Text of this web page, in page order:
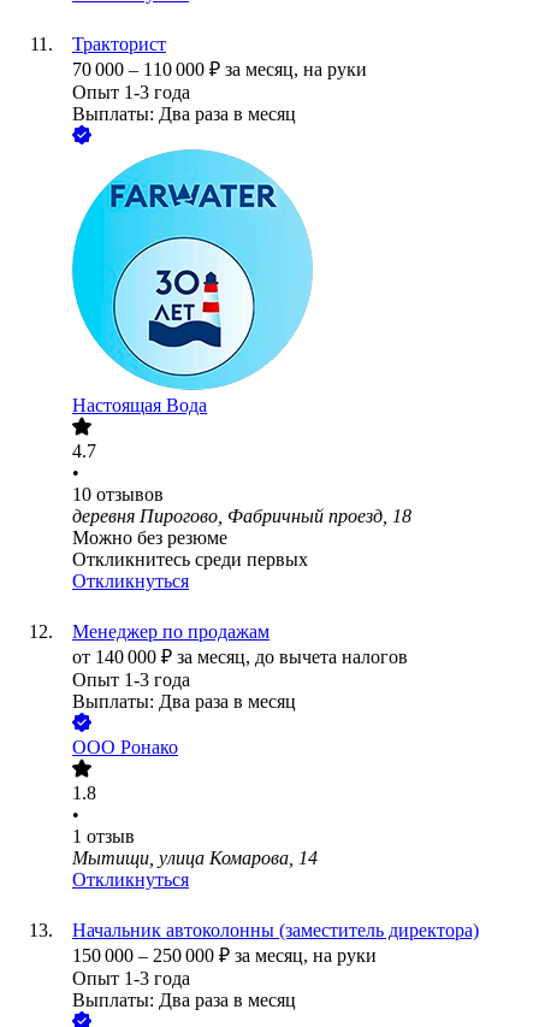
Тракторист
70 000 – 110 000 ₽ за месяц, на руки
Опыт 1-3 года
Выплаты: Два раза в месяц
Настоящая Вода
4.7
•
10 отзывов
деревня Пирогово, Фабричный проезд, 18
Можно без резюме
Откликнитесь среди первых
Откликнуться
Менеджер по продажам
от 140 000 ₽ за месяц, до вычета налогов
Опыт 1-3 года
Выплаты: Два раза в месяц
ООО Ронако
1.8
•
1 отзыв
Мытищи, улица Комарова, 14
Откликнуться
Начальник автоколонны (заместитель директора)
150 000 – 250 000 ₽ за месяц, на руки
Опыт 1-3 года
Выплаты: Два раза в месяц